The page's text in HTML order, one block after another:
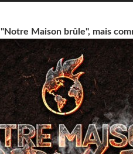
"Notre Maison brûle", mais